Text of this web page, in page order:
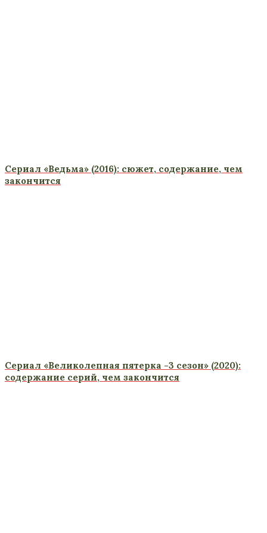
Сериал «Ведьма» (2016): сюжет, содержание, чем
закончится
Сериал «Великолепная пятерка -3 сезон» (2020):
содержание серий, чем закончится